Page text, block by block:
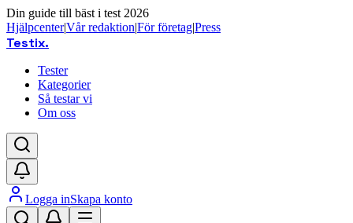
Din guide till bäst i test 2026
Hjälpcenter|Vår redaktion|För företag|Press
Testix.
Tester
Kategorier
Så testar vi
Om oss
Logga inSkapa konto